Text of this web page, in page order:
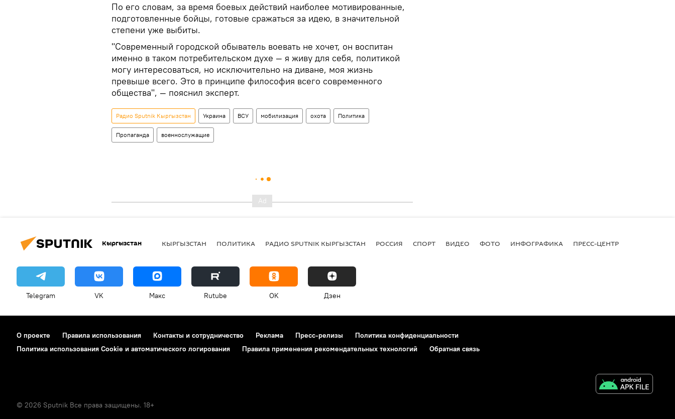
По его словам, за время боевых действий наиболее мотивированные,
подготовленные бойцы, готовые сражаться за идею, в значительной
степени уже выбиты.
"Современный городской обыватель воевать не хочет, он воспитан
именно в таком потребительском духе — я живу для себя, политикой
могу интересоваться, но исключительно на диване, моя жизнь
превыше всего. Это в принципе философия всего современного
общества", ― пояснил эксперт.
Радио Sputnik Кыргызстан Украина ВСУ мобилизация охота Политика
Пропаганда военнослужащие
Кыргызстан КЫРГЫЗСТАН ПОЛИТИКА РАДИО SPUTNIK КЫРГЫЗСТАН РОССИЯ СПОРТ ВИДЕО ФОТО ИНФОГРАФИКА ПРЕСС-ЦЕНТР
Telegram VK Макс Rutube OK Дзен
О проекте Правила использования Контакты и сотрудничество Реклама Пресс-релизы
Политика конфиденциальности
Политика использования Cookie и автоматического логирования
Правила применения рекомендательных технологий Обратная связь
© 2026 Sputnik Все права защищены. 18+